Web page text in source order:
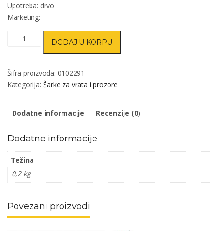
Upotreba: drvo
Marketing:
Šarka
vrata
SP5
DBP2
DODAJ U KORPU
Šifra proizvoda: 0102291
Kategorija: Šarke za vrata i prozore
Dodatne informacije Recenzije (0)
Dodatne informacije
Težina
0,2 kg
Povezani proizvodi